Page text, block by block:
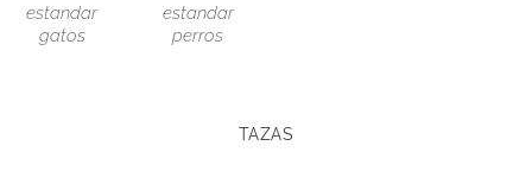
estandar
gatos
estandar
perros
TAZAS